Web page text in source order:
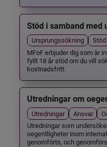
Stöd i samband med
Ursprungssökning Stöd
MFoF erbjuder dig som är
fyllt 18 år stöd om du vill
kostnadsfritt.
Utredningar om
Utredningar Ansvar
Utredningar som
oegentligheter inom
genomförts, och